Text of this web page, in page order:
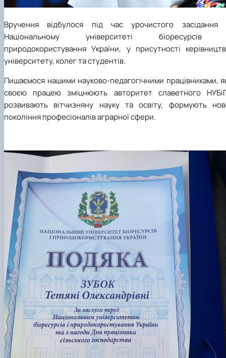
Вручення відбулося під час урочистого засідання
Національному університеті біоресурсів
природокористування України, у присутності
університету, колег та студентів.
Пишаємося нашими науково-педагогічними працівниками,
своєю працею зміцнюють авторитет славетного
розвивають вітчизняну науку та освіту, формують
покоління професіоналів аграрної сфери.